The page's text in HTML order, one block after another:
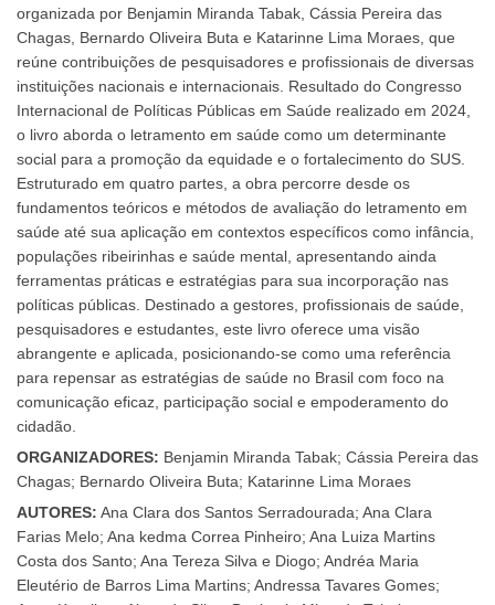
organizada por Benjamin Miranda Tabak, Cássia Pereira das
Chagas, Bernardo Oliveira Buta e Katarinne Lima Moraes, que
reúne contribuições de pesquisadores e profissionais de diversas
instituições nacionais e internacionais. Resultado do Congresso
Internacional de Políticas Públicas em Saúde realizado em 2024,
o livro aborda o letramento em saúde como um determinante
social para a promoção da equidade e o fortalecimento do SUS.
Estruturado em quatro partes, a obra percorre desde os
fundamentos teóricos e métodos de avaliação do letramento em
saúde até sua aplicação em contextos específicos como infância,
populações ribeirinhas e saúde mental, apresentando ainda
ferramentas práticas e estratégias para sua incorporação nas
políticas públicas. Destinado a gestores, profissionais de saúde,
pesquisadores e estudantes, este livro oferece uma visão
abrangente e aplicada, posicionando-se como uma referência
para repensar as estratégias de saúde no Brasil com foco na
comunicação eficaz, participação social e empoderamento do
cidadão.
ORGANIZADORES: Benjamin Miranda Tabak; Cássia Pereira das
Chagas; Bernardo Oliveira Buta; Katarinne Lima Moraes
AUTORES: Ana Clara dos Santos Serradourada; Ana Clara
Farias Melo; Ana kedma Correa Pinheiro; Ana Luiza Martins
Costa dos Santo; Ana Tereza Silva e Diogo; Andréa Maria
Eleutério de Barros Lima Martins; Andressa Tavares Gomes;